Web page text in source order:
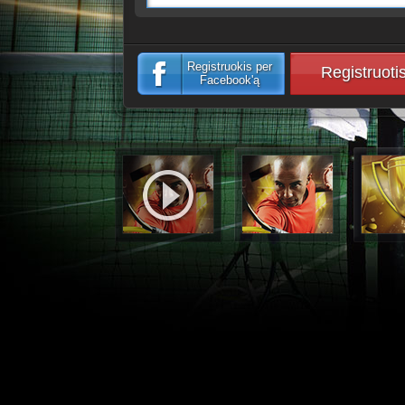
Registruokis per
Facebook'ą